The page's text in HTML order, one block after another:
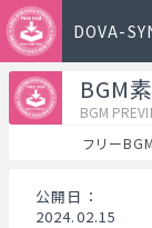
DOVA-
BGM
BGM
フリー
公開日 ：
2024.02.15